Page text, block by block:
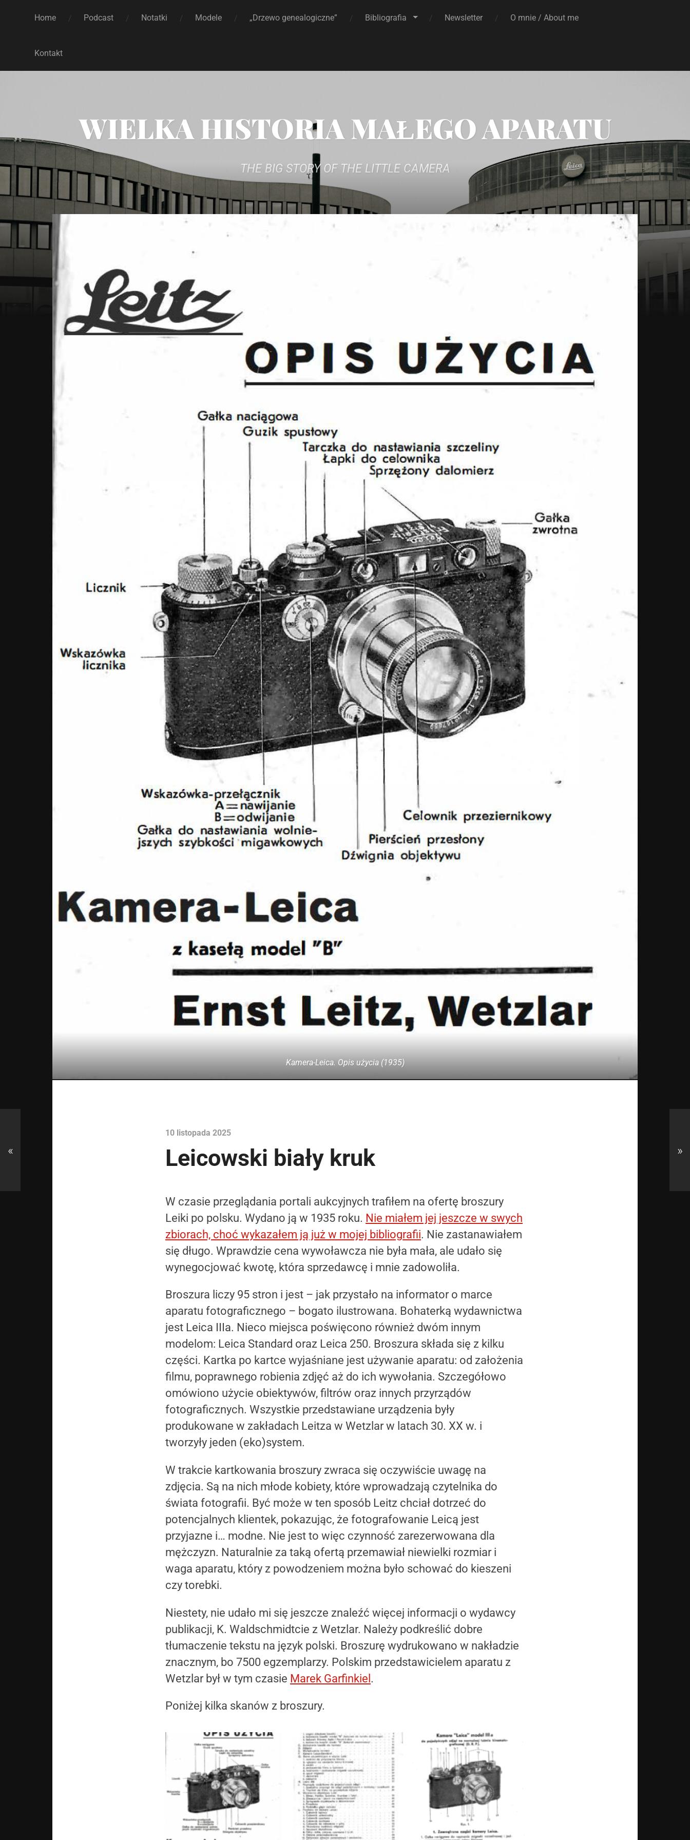
Home Podcast Notatki Modele „Drzewo genealogiczne” Bibliografia Newsletter O mnie / About me
Kontakt
WIELKA HISTORIA MAŁEGO APARATU
THE BIG STORY OF THE LITTLE CAMERA
Kamera-Leica. Opis użycia (1935)
10 listopada 2025
Leicowski biały kruk
W czasie przeglądania portali aukcyjnych trafiłem na ofertę broszury
Leiki po polsku. Wydano ją w 1935 roku. Nie miałem jej jeszcze w swych
zbiorach, choć wykazałem ją już w mojej bibliografii. Nie zastanawiałem
się długo. Wprawdzie cena wywoławcza nie była mała, ale udało się
wynegocjować kwotę, która sprzedawcę i mnie zadowoliła.
Broszura liczy 95 stron i jest – jak przystało na informator o marce
aparatu fotograficznego – bogato ilustrowana. Bohaterką wydawnictwa
jest Leica IIIa. Nieco miejsca poświęcono również dwóm innym
modelom: Leica Standard oraz Leica 250. Broszura składa się z kilku
części. Kartka po kartce wyjaśniane jest używanie aparatu: od założenia
filmu, poprawnego robienia zdjęć aż do ich wywołania. Szczegółowo
omówiono użycie obiektywów, filtrów oraz innych przyrządów
fotograficznych. Wszystkie przedstawiane urządzenia były
produkowane w zakładach Leitza w Wetzlar w latach 30. XX w. i
tworzyły jeden (eko)system.
W trakcie kartkowania broszury zwraca się oczywiście uwagę na
zdjęcia. Są na nich młode kobiety, które wprowadzają czytelnika do
świata fotografii. Być może w ten sposób Leitz chciał dotrzeć do
potencjalnych klientek, pokazując, że fotografowanie Leicą jest
przyjazne i… modne. Nie jest to więc czynność zarezerwowana dla
mężczyzn. Naturalnie za taką ofertą przemawiał niewielki rozmiar i
waga aparatu, który z powodzeniem można było schować do kieszeni
czy torebki.
Niestety, nie udało mi się jeszcze znaleźć więcej informacji o wydawcy
publikacji, K. Waldschmidtcie z Wetzlar. Należy podkreślić dobre
tłumaczenie tekstu na język polski. Broszurę wydrukowano w nakładzie
znacznym, bo 7500 egzemplarzy. Polskim przedstawicielem aparatu z
Wetzlar był w tym czasie Marek Garfinkiel .
Poniżej kilka skanów z broszury.
« »